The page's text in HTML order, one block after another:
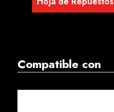
Compatible con